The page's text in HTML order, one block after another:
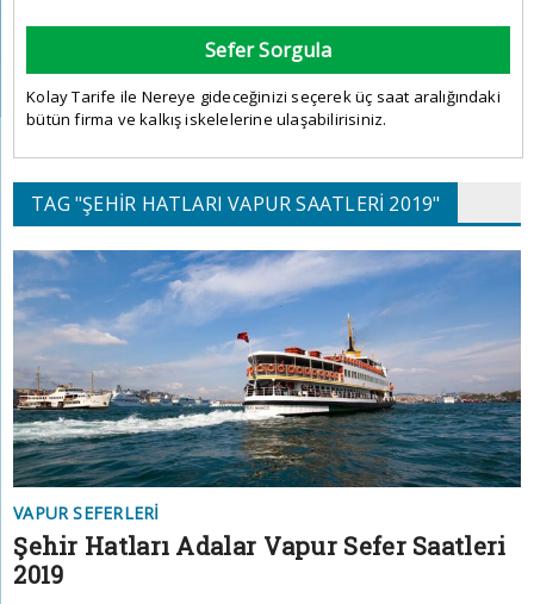
Sefer Sorgula
Kolay Tarife ile Nereye gideceğinizi seçerek üç saat aralığındaki
bütün firma ve kalkış iskelelerine ulaşabilirisiniz.
TAG "ŞEHIR HATLARI VAPUR SAATLERI 2019"
VAPUR SEFERLERI
Şehir Hatları Adalar Vapur Sefer Saatleri
2019